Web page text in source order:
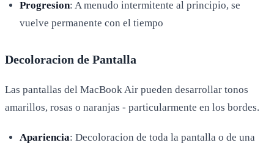
Progresion: A menudo intermitente al principio, se
vuelve permanente con el tiempo
Decoloracion de Pantalla
Las pantallas del MacBook Air pueden desarrollar tonos
amarillos, rosas o naranjas - particularmente en los bordes.
Apariencia: Decoloracion de toda la pantalla o de una